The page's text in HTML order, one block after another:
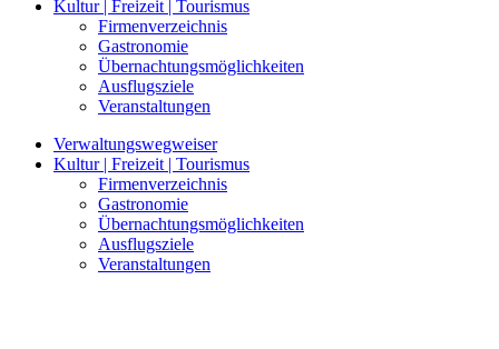
Kultur | Freizeit | Tourismus
Firmenverzeichnis
Gastronomie
Übernachtungsmöglichkeiten
Ausflugsziele
Veranstaltungen
Verwaltungswegweiser
Kultur | Freizeit | Tourismus
Firmenverzeichnis
Gastronomie
Übernachtungsmöglichkeiten
Ausflugsziele
Veranstaltungen